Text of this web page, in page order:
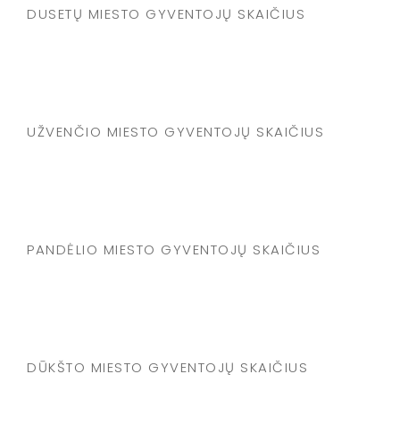
DUSETŲ MIESTO GYVENTOJŲ SKAIČIUS
UŽVENČIO MIESTO GYVENTOJŲ SKAIČIUS
PANDĖLIO MIESTO GYVENTOJŲ SKAIČIUS
DŪKŠTO MIESTO GYVENTOJŲ SKAIČIUS